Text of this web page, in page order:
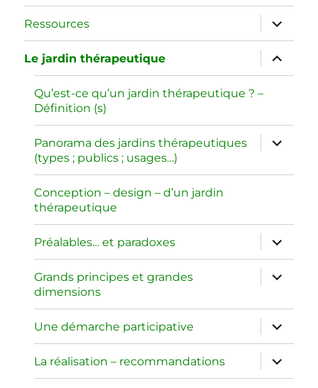
Ressources
ouvrir
le
sous-
menu
Le jardin thérapeutique
ouvrir
le
sous-
Qu’est-ce qu’un jardin thérapeutique ? –
Définition (s)
Panorama des jardins thérapeutiques
(types ; publics ; usages…)
ouvrir
le
menu
Conception – design – d’un jardin
thérapeutique
Préalables… et paradoxes
ouvrir
le
sous-
menu
Grands principes et grandes
dimensions
ouvrir
le
menu
Une démarche participative
ouvrir
le
sous-
menu
La réalisation – recommandations
ouvrir
le
sous-